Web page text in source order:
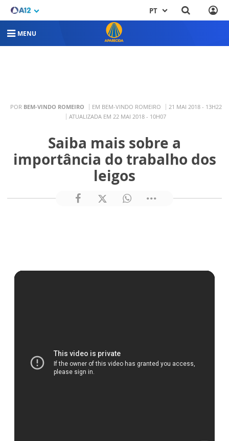
PT
MENU
POR BEM-VINDO ROMEIRO EM BEM-VINDO ROMEIRO
21 MAI 2018 - 13H22
ATUALIZADA EM 22 MAI 2018 - 10H07
Saiba mais sobre a
importância do trabalho dos
leigos